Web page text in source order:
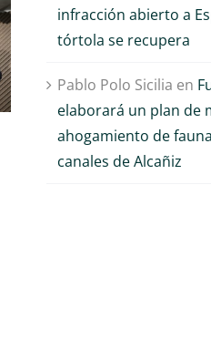
El sector cinegético
reclama que las
infracción abierto a
tórtola se recupera
Pablo Polo Sicilia en
elaborará un plan de
ahogamiento de
canales de Alcañiz